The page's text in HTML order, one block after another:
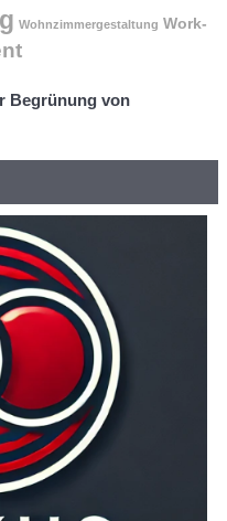
Wohnzimmergestaltung Work-
Begrünung von